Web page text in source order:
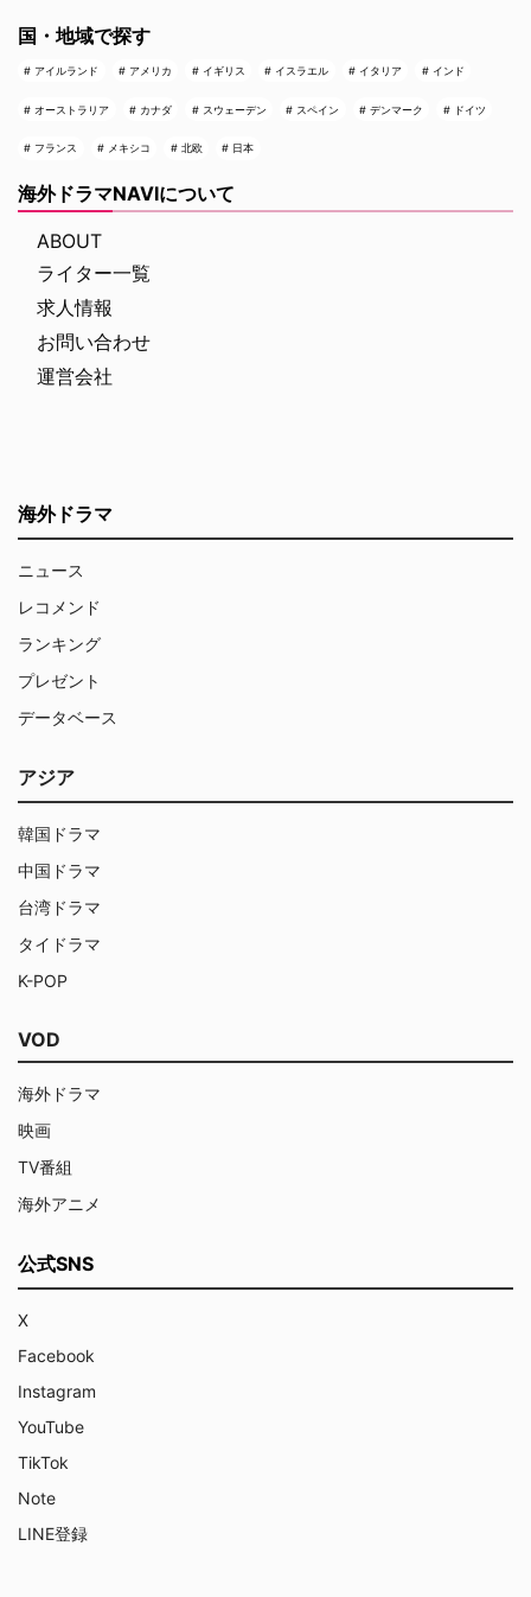
国・地域で探す
アイルランド アメリカ イギリス イスラエル イタリア インド
オーストラリア カナダ スウェーデン スペイン デンマーク ドイツ
フランス メキシコ 北欧 日本
海外ドラマNAVIについて
ABOUT
ライター一覧
求人情報
お問い合わせ
運営会社
海外ドラマ
ニュース
レコメンド
ランキング
プレゼント
データベース
アジア
韓国ドラマ
中国ドラマ
台湾ドラマ
タイドラマ
K-POP
VOD
海外ドラマ
映画
TV番組
海外アニメ
公式SNS
X
Facebook
Instagram
YouTube
TikTok
Note
LINE登録